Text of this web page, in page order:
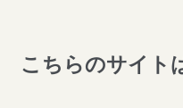
こちらのサイト